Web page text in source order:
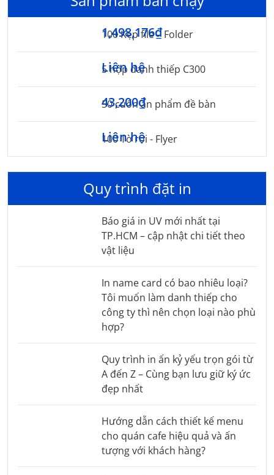
100 Kẹp file – Folder
1,498,176₫
5 hộp danh thiếp C300
Liên hệ
50 cuốn ấn phẩm đề bàn
43,200₫
100 Tờ rơi - Flyer
Liên hệ
Quy trình đặt in
Báo giá in UV mới nhất tại
TP.HCM – cập nhật chi tiết theo
vật liệu
In name card có bao nhiêu loại?
Tôi muốn làm danh thiếp cho
công ty thì nên chọn loại nào phù
hợp?
Quy trình in ấn kỷ yếu trọn gói từ
A đến Z – Cùng bạn lưu giữ ký ức
đẹp nhất
Hướng dẫn cách thiết kế menu
cho quán cafe hiệu quả và ấn
tượng với khách hàng?